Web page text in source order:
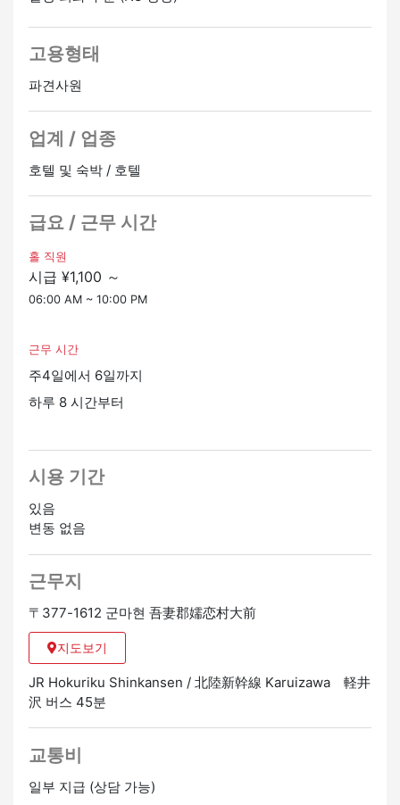
하자!입주 아르바이트를 즐기세요 ♪♪
고용형태
파견사원
업계 / 업종
호텔 및 숙박 / 호텔
급요 / 근무 시간
홀 직원
시급 ¥1,100 ～
06:00 AM ~ 10:00 PM
근무 시간
주4일에서 6일까지
하루 8 시간부터
시용 기간
있음
변동 없음
근무지
〒377-1612 군마현 吾妻郡嬬恋村大前
지도보기
JR Hokuriku Shinkansen / 北陸新幹線 Karuizawa 軽井
沢 버스 45분
교통비
일부 지급 (상담 가능)